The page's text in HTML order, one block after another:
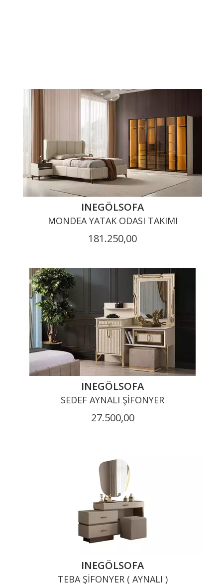
INEGÖLSOFA
MONDEA YATAK ODASI TAKIMI
181.250,00
INEGÖLSOFA
SEDEF AYNALI ŞIFONYER
27.500,00
INEGÖLSOFA
TEBA ŞIFONYER ( AYNALI )